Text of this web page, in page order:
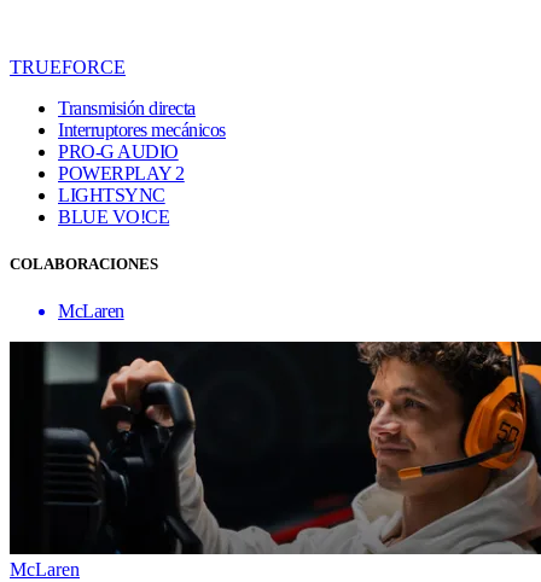
TRUEFORCE
Transmisión directa
Interruptores mecánicos
PRO-G AUDIO
POWERPLAY 2
LIGHTSYNC
BLUE VO!CE
COLABORACIONES
McLaren
McLaren